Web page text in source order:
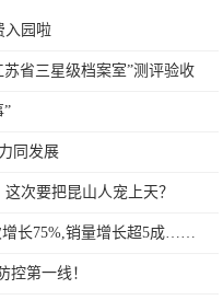
入园啦
省三星级档案室”测评验收
同发展
次要把昆山人宠上天？
增长75%,销量增长超5成……
控第一线！